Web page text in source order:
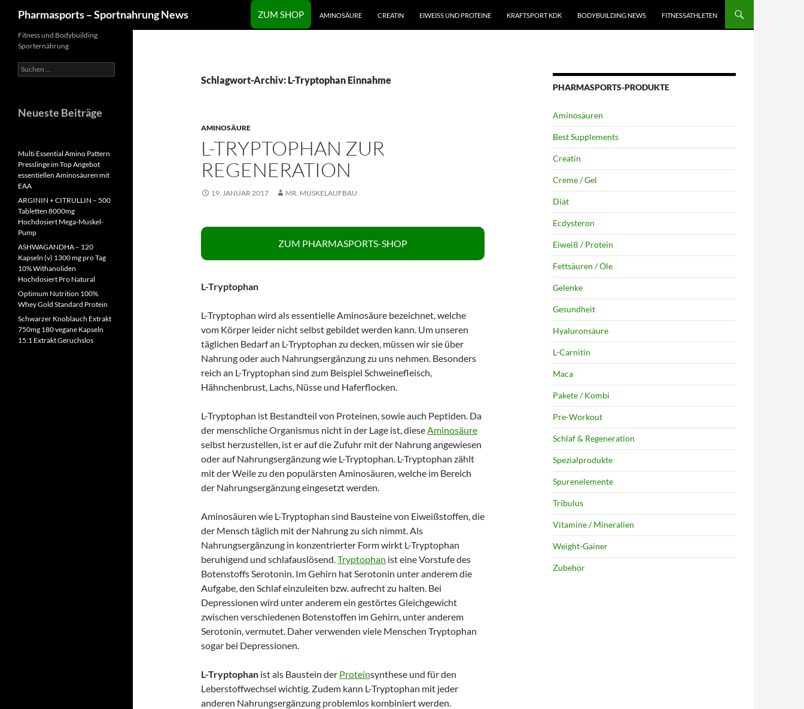
Inhalt
springen
Pharmasports – Sportnahrung News ZUM SHOP AMINOSÄURE CREATIN EIWEISS UND PROTEINE KRAFTSPORT KDK BODYBUILDING NEWS FITNESSATHLETEN
Schlagwort-Archiv: L-Tryptophan Einnahme
AMINOSÄURE
L-TRYPTOPHAN ZUR
REGENERATION
19. JANUAR 2017 MR. MUSKELAUFBAU
ZUM PHARMASPORTS-SHOP
L-Tryptophan
L-Tryptophan wird als essentielle Aminosäure bezeichnet, welche
vom Körper leider nicht selbst gebildet werden kann. Um unseren
täglichen Bedarf an L-Tryptophan zu decken, müssen wir sie über
Nahrung oder auch Nahrungsergänzung zu uns nehmen. Besonders
reich an L-Tryptophan sind zum Beispiel Schweinefleisch,
Hähnchenbrust, Lachs, Nüsse und Haferflocken.
L-Tryptophan ist Bestandteil von Proteinen, sowie auch Peptiden. Da
der menschliche Organismus nicht in der Lage ist, dieseAminosäure
selbst herzustellen, ist er auf die Zufuhr mit der Nahrung angewiesen
oder auf Nahrungsergänzung wie L-Tryptophan. L-Tryptophan zählt
mit der Weile zu den populärsten Aminosäuren, welche im Bereich
der Nahrungsergänzung eingesetzt werden.
Aminosäuren wie L-Tryptophan sind Bausteine von Eiweißstoffen, die
der Mensch täglich mit der Nahrung zu sich nimmt. Als
Nahrungsergänzung in konzentrierter Form wirkt L-Tryptophan
beruhigend und schlafauslösend.Tryptophan ist eine Vorstufe des
Botenstoffs Serotonin. Im Gehirn hat Serotonin unter anderem die
Aufgabe, den Schlaf einzuleiten bzw. aufrecht zu halten. Bei
Depressionen wird unter anderem ein gestörtes Gleichgewicht
zwischen verschiedenen Botenstoffen im Gehirn, unter anderem
Serotonin, vermutet. Daher verwenden viele Menschen Tryptophan
sogar bei Depressionen.
L-Tryptophan ist als Baustein der Proteinsynthese und für den
Leberstoffwechsel wichtig. Zudem kann L-Tryptophan mit jeder
anderen Nahrungsergänzung problemlos kombiniert werden.
PHARMASPORTS-PRODUKTE
Aminosäuren
Best Supplements
Creatin
Creme / Gel
Diät
Ecdysteron
Eiweiß / Protein
Fettsäuren / Öle
Gelenke
Gesundheit
Hyaluronsäure
L-Carnitin
Maca
Pakete / Kombi
Pre-Workout
Schlaf & Regeneration
Spezialprodukte
Spurenelemente
Tribulus
Vitamine / Mineralien
Weight-Gainer
Zubehör
Fitness und Bodybuilding
Sporternährung
Suchen
nach:
Neueste Beiträge
Multi Essential Amino Pattern
Presslinge im Top Angebot
essentiellen Aminosäuren mit
EAA
ARGININ + CITRULLIN – 500
Tabletten 8000mg
Hochdosiert Mega-Muskel-
Pump
ASHWAGANDHA – 120
Kapseln (v) 1300 mg pro Tag
10% Withanoliden
Hochdosiert Pro Natural
Optimum Nutrition 100%
Whey Gold Standard Protein
Schwarzer Knoblauch Extrakt
750mg 180 vegane Kapseln
15:1 Extrakt Geruchslos